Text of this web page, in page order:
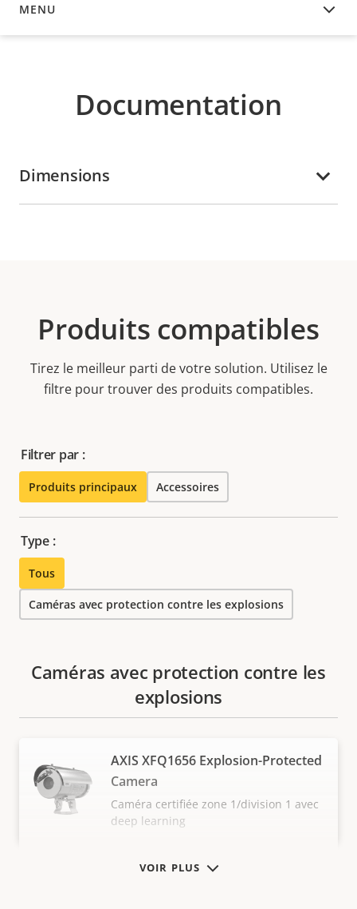
MENU
DOCUMENTATION
Documentation
Dimensions
Produits compatibles
Tirez le meilleur parti de votre solution. Utilisez le
filtre pour trouver des produits compatibles.
Filtrer par :
Produits principaux Accessoires
Type :
Tous
Caméras avec protection contre les explosions
VOIR PLUS
Caméras avec protection contre les
explosions
AXIS XFQ1656 Explosion-Protected
Camera
Caméra certifiée zone 1/division 1 avec
deep learning